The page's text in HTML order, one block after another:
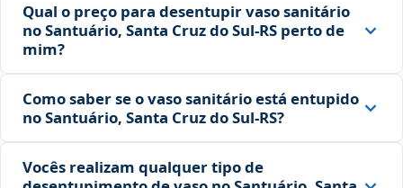
Qual o preço para desentupir vaso sanitário
no Santuário, Santa Cruz do Sul‑RS perto de
mim?
Como saber se o vaso sanitário está entupido
no Santuário, Santa Cruz do Sul‑RS?
Vocês realizam qualquer tipo de